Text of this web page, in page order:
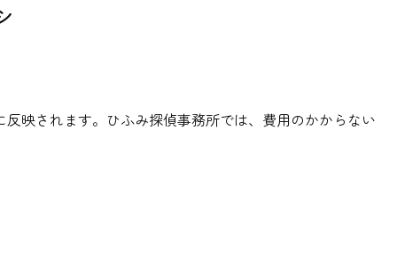
映されます。ひふみ探偵事務所では、費用のかからない